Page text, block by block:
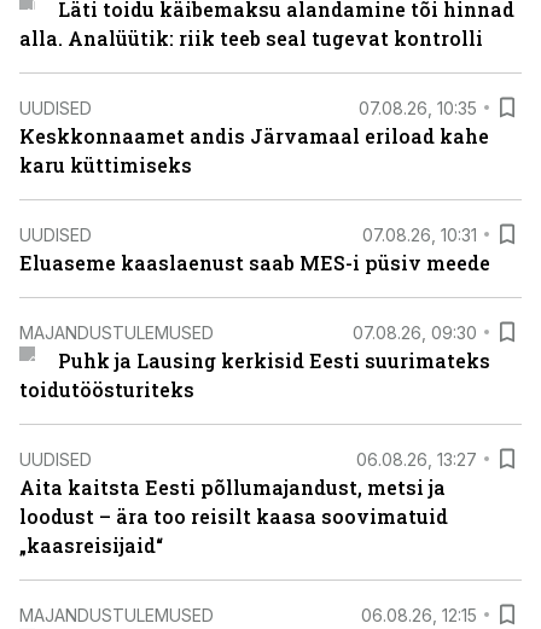
Läti toidu käibemaksu alandamine tõi hinnad
alla. Analüütik: riik teeb seal tugevat kontrolli
UUDISED 07.08.26, 10:35
Keskkonnaamet andis Järvamaal eriload kahe
karu küttimiseks
UUDISED 07.08.26, 10:31
Eluaseme kaaslaenust saab MES-i püsiv meede
MAJANDUSTULEMUSED 07.08.26, 09:30
Puhk ja Lausing kerkisid Eesti suurimateks
toidutöösturiteks
UUDISED 06.08.26, 13:27
Aita kaitsta Eesti põllumajandust, metsi ja
loodust – ära too reisilt kaasa soovimatuid
„kaasreisijaid“
MAJANDUSTULEMUSED 06.08.26, 12:15